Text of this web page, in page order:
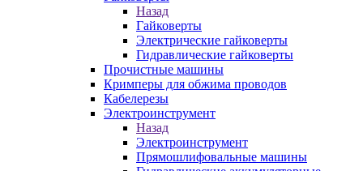
Назад
Гайковерты
Электрические гайковерты
Гидравлические гайковерты
Прочистные машины
Кримперы для обжима проводов
Кабелерезы
Электроинструмент
Назад
Электроинструмент
Прямошлифовальные машины